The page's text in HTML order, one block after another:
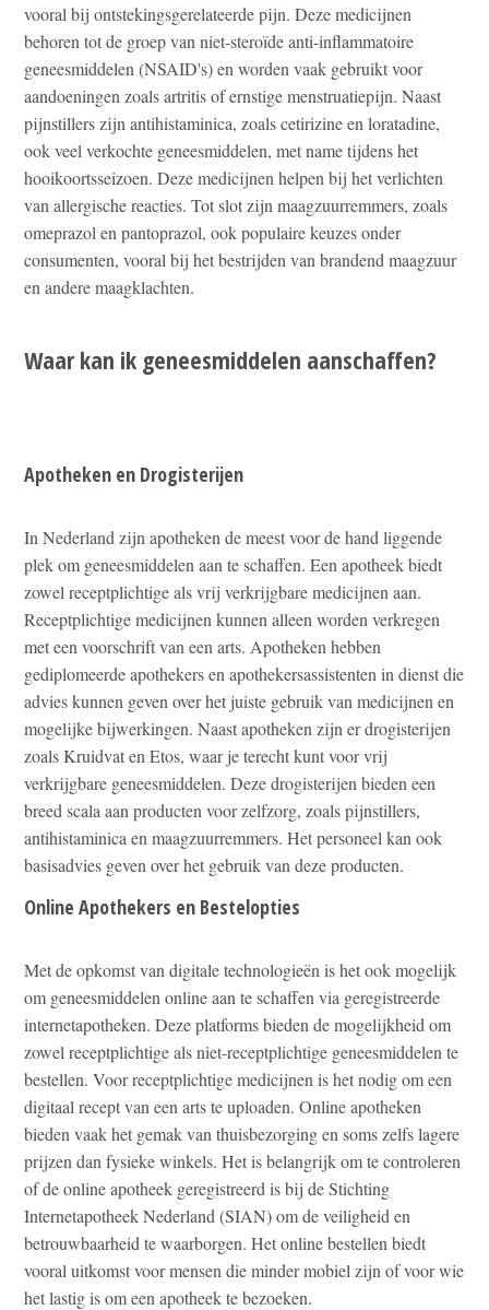
vooral bij ontstekingsgerelateerde pijn. Deze medicijnen
behoren tot de groep van niet-steroïde anti-inflammatoire
geneesmiddelen (NSAID's) en worden vaak gebruikt voor
aandoeningen zoals artritis of ernstige menstruatiepijn. Naast
pijnstillers zijn antihistaminica, zoals cetirizine en loratadine,
ook veel verkochte geneesmiddelen, met name tijdens het
hooikoortsseizoen. Deze medicijnen helpen bij het verlichten
van allergische reacties. Tot slot zijn maagzuurremmers, zoals
omeprazol en pantoprazol, ook populaire keuzes onder
consumenten, vooral bij het bestrijden van brandend maagzuur
en andere maagklachten.
Waar kan ik geneesmiddelen aanschaffen?
Apotheken en Drogisterijen
In Nederland zijn apotheken de meest voor de hand liggende
plek om geneesmiddelen aan te schaffen. Een apotheek biedt
zowel receptplichtige als vrij verkrijgbare medicijnen aan.
Receptplichtige medicijnen kunnen alleen worden verkregen
met een voorschrift van een arts. Apotheken hebben
gediplomeerde apothekers en apothekersassistenten in dienst die
advies kunnen geven over het juiste gebruik van medicijnen en
mogelijke bijwerkingen. Naast apotheken zijn er drogisterijen
zoals Kruidvat en Etos, waar je terecht kunt voor vrij
verkrijgbare geneesmiddelen. Deze drogisterijen bieden een
breed scala aan producten voor zelfzorg, zoals pijnstillers,
antihistaminica en maagzuurremmers. Het personeel kan ook
basisadvies geven over het gebruik van deze producten.
Online Apothekers en Bestelopties
Met de opkomst van digitale technologieën is het ook mogelijk
om geneesmiddelen online aan te schaffen via geregistreerde
internetapotheken. Deze platforms bieden de mogelijkheid om
zowel receptplichtige als niet-receptplichtige geneesmiddelen te
bestellen. Voor receptplichtige medicijnen is het nodig om een
digitaal recept van een arts te uploaden. Online apotheken
bieden vaak het gemak van thuisbezorging en soms zelfs lagere
prijzen dan fysieke winkels. Het is belangrijk om te controleren
of de online apotheek geregistreerd is bij de Stichting
Internetapotheek Nederland (SIAN) om de veiligheid en
betrouwbaarheid te waarborgen. Het online bestellen biedt
vooral uitkomst voor mensen die minder mobiel zijn of voor wie
het lastig is om een apotheek te bezoeken.